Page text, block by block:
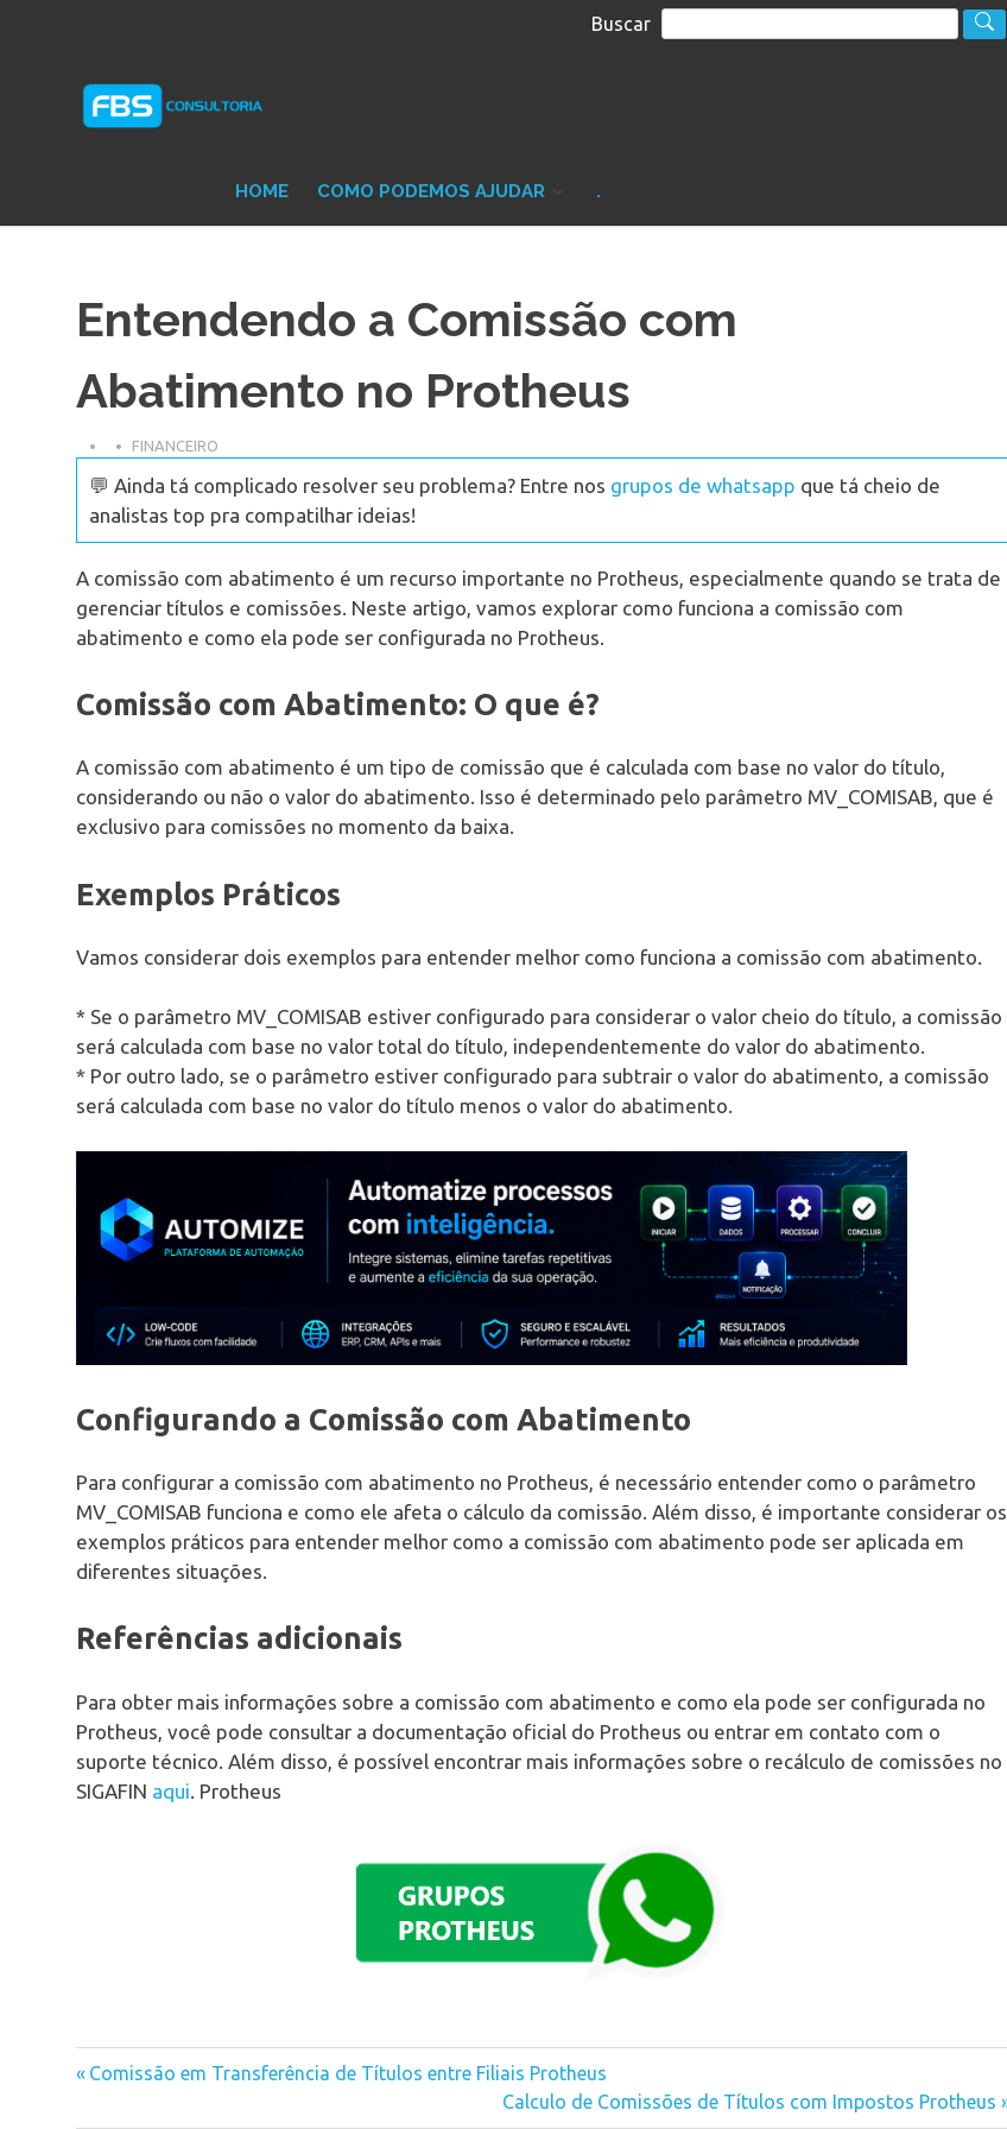
Buscar
Protheus
TOTVS
HOME COMO PODEMOS AJUDAR .
Entendendo a Comissão com
Abatimento no Protheus
FINANCEIRO
💬 Ainda tá complicado resolver seu problema? Entre nos grupos de whatsapp que tá cheio de
analistas top pra compatilhar ideias!
A comissão com abatimento é um recurso importante no Protheus, especialmente quando se trata de
gerenciar títulos e comissões. Neste artigo, vamos explorar como funciona a comissão com
abatimento e como ela pode ser configurada no Protheus.
Comissão com Abatimento: O que é?
A comissão com abatimento é um tipo de comissão que é calculada com base no valor do título,
considerando ou não o valor do abatimento. Isso é determinado pelo parâmetro MV_COMISAB, que é
exclusivo para comissões no momento da baixa.
Exemplos Práticos
Vamos considerar dois exemplos para entender melhor como funciona a comissão com abatimento.
* Se o parâmetro MV_COMISAB estiver configurado para considerar o valor cheio do título, a comissão
será calculada com base no valor total do título, independentemente do valor do abatimento.
* Por outro lado, se o parâmetro estiver configurado para subtrair o valor do abatimento, a comissão
será calculada com base no valor do título menos o valor do abatimento.
Configurando a Comissão com Abatimento
Para configurar a comissão com abatimento no Protheus, é necessário entender como o parâmetro
MV_COMISAB funciona e como ele afeta o cálculo da comissão. Além disso, é importante considerar os
exemplos práticos para entender melhor como a comissão com abatimento pode ser aplicada em
diferentes situações.
Referências adicionais
Para obter mais informações sobre a comissão com abatimento e como ela pode ser configurada no
Protheus, você pode consultar a documentação oficial do Protheus ou entrar em contato com o
suporte técnico. Além disso, é possível encontrar mais informações sobre o recálculo de comissões no
SIGAFIN aqui . Protheus
Previous
Comissão em Transferência de Títulos entre Filiais Protheus
Next
Calculo de Comissões de Títulos com Impostos Protheus